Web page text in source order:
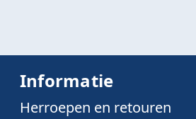
Informatie
Herroepen en retouren